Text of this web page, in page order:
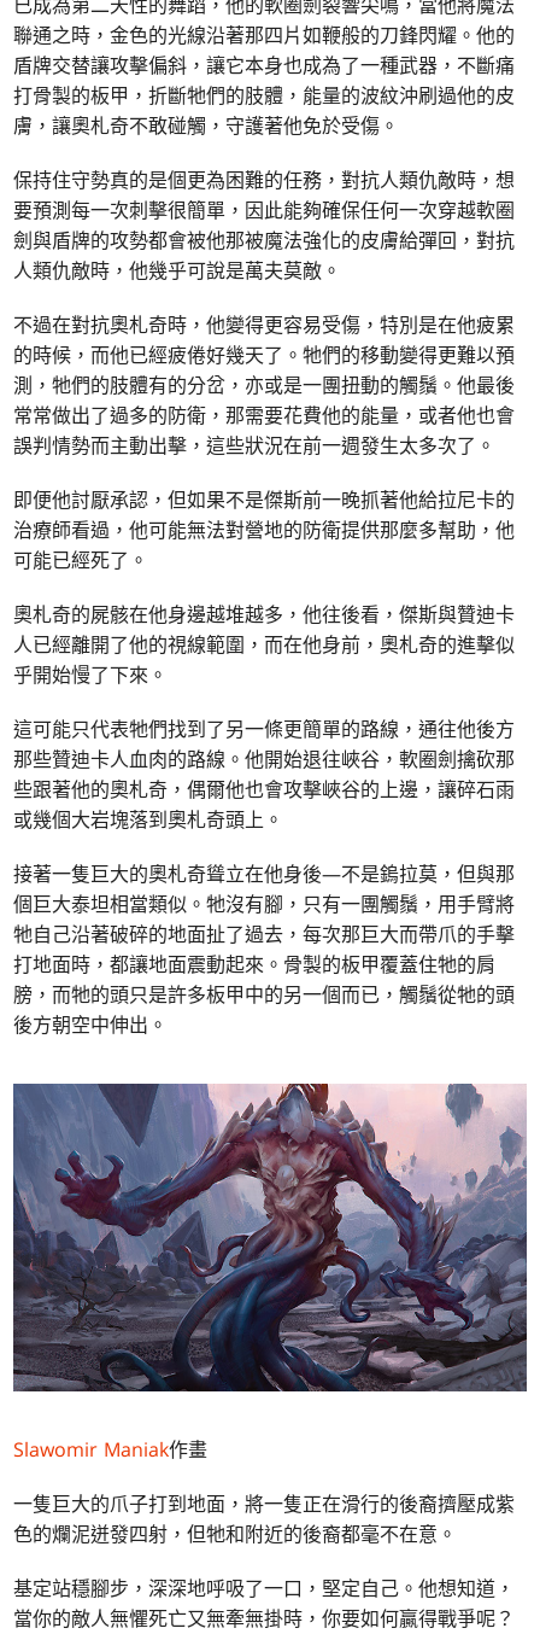
聯通之時，金色的光線沿著那四片如鞭般的刀鋒閃耀。他的
盾牌交替讓攻擊偏斜，讓它本身也成為了一種武器，不斷痛
打骨製的板甲，折斷牠們的肢體，能量的波紋沖刷過他的皮
膚，讓奧札奇不敢碰觸，守護著他免於受傷。
保持住守勢真的是個更為困難的任務，對抗人類仇敵時，想
要預測每一次刺擊很簡單，因此能夠確保任何一次穿越軟圈
劍與盾牌的攻勢都會被他那被魔法強化的皮膚給彈回，對抗
人類仇敵時，他幾乎可說是萬夫莫敵。
不過在對抗奧札奇時，他變得更容易受傷，特別是在他疲累
的時候，而他已經疲倦好幾天了。牠們的移動變得更難以預
測，牠們的肢體有的分岔，亦或是一團扭動的觸鬚。他最後
常常做出了過多的防衛，那需要花費他的能量，或者他也會
誤判情勢而主動出擊，這些狀況在前一週發生太多次了。
即便他討厭承認，但如果不是傑斯前一晚抓著他給拉尼卡的
治療師看過，他可能無法對營地的防衛提供那麼多幫助，他
可能已經死了。
奧札奇的屍骸在他身邊越堆越多，他往後看，傑斯與贊迪卡
人已經離開了他的視線範圍，而在他身前，奧札奇的進擊似
乎開始慢了下來。
這可能只代表牠們找到了另一條更簡單的路線，通往他後方
那些贊迪卡人血肉的路線。他開始退往峽谷，軟圈劍擒砍那
些跟著他的奧札奇，偶爾他也會攻擊峽谷的上邊，讓碎石雨
或幾個大岩塊落到奧札奇頭上。
接著一隻巨大的奧札奇聳立在他身後—不是鎢拉莫，但與那
個巨大泰坦相當類似。牠沒有腳，只有一團觸鬚，用手臂將
牠自己沿著破碎的地面扯了過去，每次那巨大而帶爪的手擊
打地面時，都讓地面震動起來。骨製的板甲覆蓋住牠的肩
膀，而牠的頭只是許多板甲中的另一個而已，觸鬚從牠的頭
後方朝空中伸出。
Slawomir Maniak作畫
一隻巨大的爪子打到地面，將一隻正在滑行的後裔擠壓成紫
色的爛泥迸發四射，但牠和附近的後裔都毫不在意。
基定站穩腳步，深深地呼吸了一口，堅定自己。他想知道，
當你的敵人無懼死亡又無牽無掛時，你要如何贏得戰爭呢？